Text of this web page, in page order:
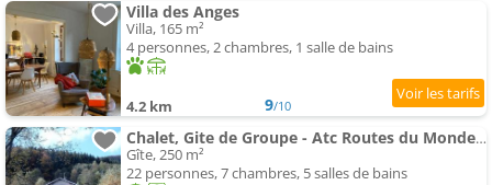
Villa des Anges
Villa, 165 m²
4 personnes, 2 chambres, 1 salle de bains
4.2 km 9/10
Chalet, Gite de Groupe - Atc Routes du Monde - 32 Couchages
Gîte, 250 m²
22 personnes, 7 chambres, 5 salles de bains